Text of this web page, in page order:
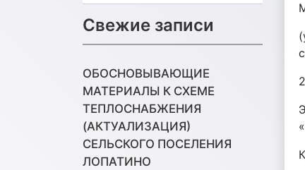
Свежие записи
ОБОСНОВЫВАЮЩИЕ
МАТЕРИАЛЫ К СХЕМЕ
ТЕПЛОСНАБЖЕНИЯ
(АКТУАЛИЗАЦИЯ)
СЕЛЬСКОГО ПОСЕЛЕНИЯ
ЛОПАТИНО
2